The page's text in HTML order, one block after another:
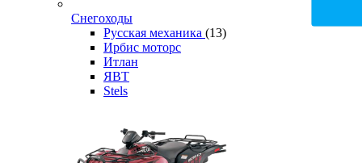
Снегоходы
Русская механика (13)
Ирбис моторс
Итлан
ЯВТ
Stels